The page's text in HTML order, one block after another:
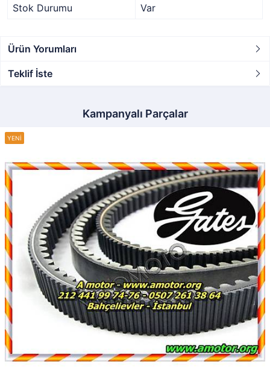
Stok Durumu
Var
Ürün Yorumları
Teklif İste
Kampanyalı Parçalar